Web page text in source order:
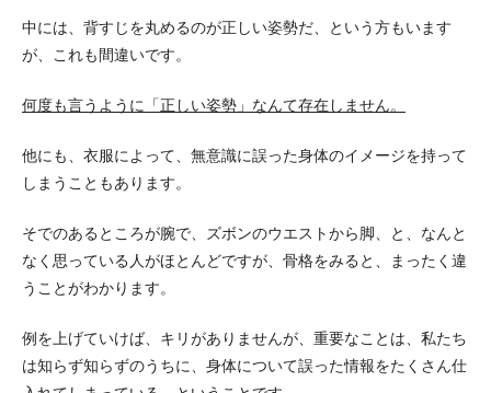
中には、背すじを丸めるのが正しい姿勢だ、という方もいます
が、これも間違いです。
何度も言うように「正しい姿勢」なんて存在しません。
他にも、衣服によって、無意識に誤った身体のイメージを持って
しまうこともあります。
そでのあるところが腕で、ズボンのウエストから脚、と、なんと
なく思っている人がほとんどですが、骨格をみると、まったく違
うことがわかります。
例を上げていけば、キリがありませんが、重要なことは、私たち
は知らず知らずのうちに、身体について誤った情報をたくさん仕